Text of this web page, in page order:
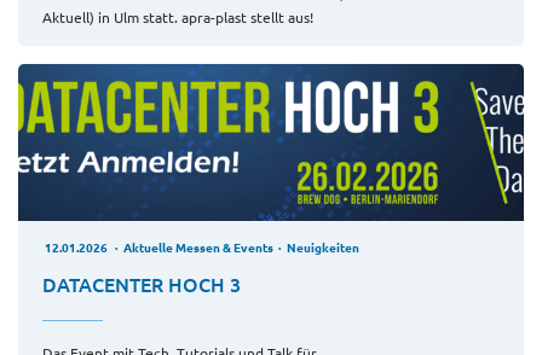
Aktuell) in Ulm statt. apra-plast stellt aus!
12.01.2026 Aktuelle Messen & Events Neuigkeiten
DATACENTER HOCH 3